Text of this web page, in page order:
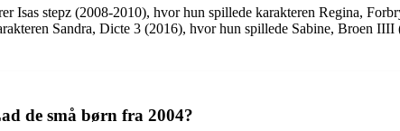
Isas stepz (2008-2010), hvor hun spillede karakteren Regina,
Sandra, Dicte 3 (2016), hvor hun spillede Sabine, Broen
de små børn fra 2004?